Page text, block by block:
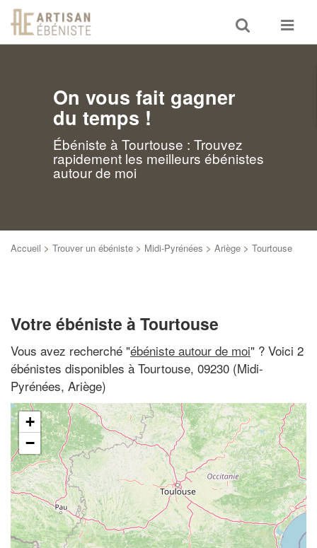
Toggle
search
Toggle
On vous fait gagner
du temps !
Ébéniste à Tourtouse : Trouvez
rapidement les meilleurs ébénistes
autour de moi
Accueil > Trouver un ébéniste > Midi-Pyrénées > Ariège > Tourtouse
Votre ébéniste à Tourtouse
Vous avez recherché "ébéniste autour de moi" ? Voici 2
ébénistes disponibles à Tourtouse, 09230 (Midi-
Pyrénées, Ariège)
+
−